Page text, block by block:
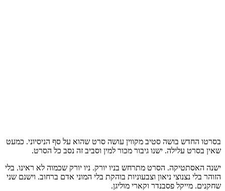
בסרטו החדש בושה סטיב מקווין עושה סרט שהוא על סף הניסיוני. כמעט
שאין בסרט עלילה. ישנו גיבור מכור למין וסביב זה נסב כל הסרט.
ישנה האסתטיקה. הסרט מתרחש בניו יורק. ניו יורק שכמוה לא ראינו. בלי
הזוהר בלי נצנוצי ניאון וצבעוניות בוהקת בלי המוני אדם ברחוב. וישנם שני
שחקנים. מייקל פסבנדר וקארי מוליגן.